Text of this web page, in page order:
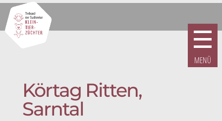
Körtag Ritten,
Sarntal